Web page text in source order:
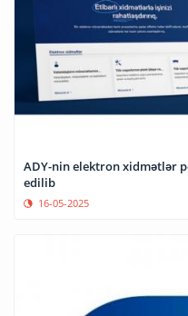
ADY-nin elektron xidmətlər
edilib
16-05-2025